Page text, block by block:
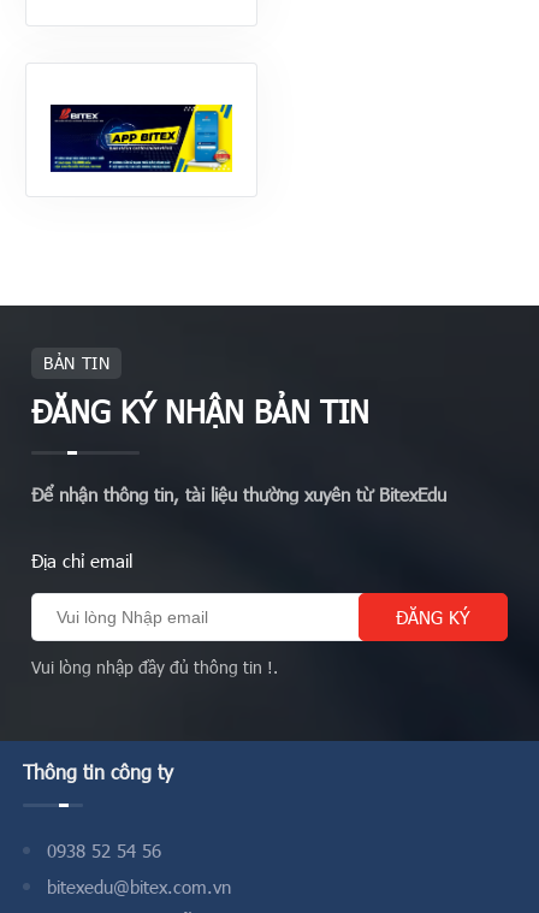
BẢN TIN
ĐĂNG KÝ NHẬN BẢN TIN
Để nhận thông tin, tài liệu thường xuyên từ BitexEdu
Địa chỉ email
Vui lòng nhập đầy đủ thông tin !.
Thông tin công ty
0938 52 54 56
bitexedu@bitex.com.vn